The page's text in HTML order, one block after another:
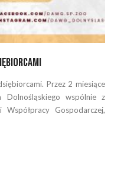
Przez 2 miesiące
Dolnośląskiego wspólnie z
Współpracy Gospodarczej,